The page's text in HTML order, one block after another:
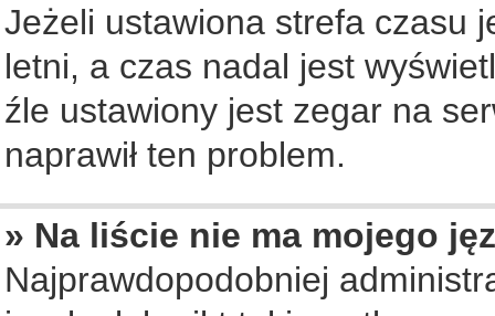
Jeżeli ustawiona strefa czasu
letni, a czas nadal jest
źle ustawiony jest zegar na
naprawił ten problem.
» Na liście nie ma mojego
Najprawdopodobniej